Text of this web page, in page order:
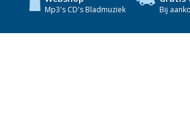
Mp3's CD's Bladmuziek Bij